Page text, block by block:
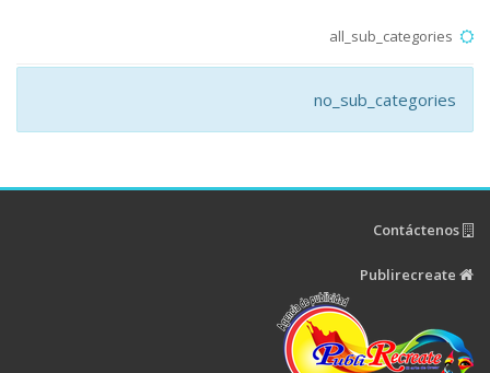
no_sub_categories